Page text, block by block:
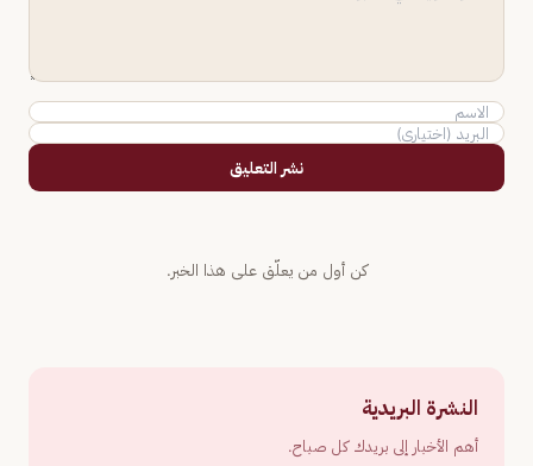
نشر التعليق
كن أول من يعلّق على هذا الخبر.
النشرة البريدية
أهم الأخبار إلى بريدك كل صباح.